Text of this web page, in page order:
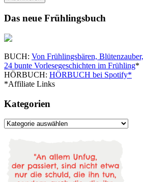
Das neue Frühlingsbuch
BUCH: Von Frühlingsbären,
24 bunte Vorlesegeschichten im Frühling*
HÖRBUCH: HÖRBUCH bei Spotify*
*Affiliate Links
Kategorien
Kategorien